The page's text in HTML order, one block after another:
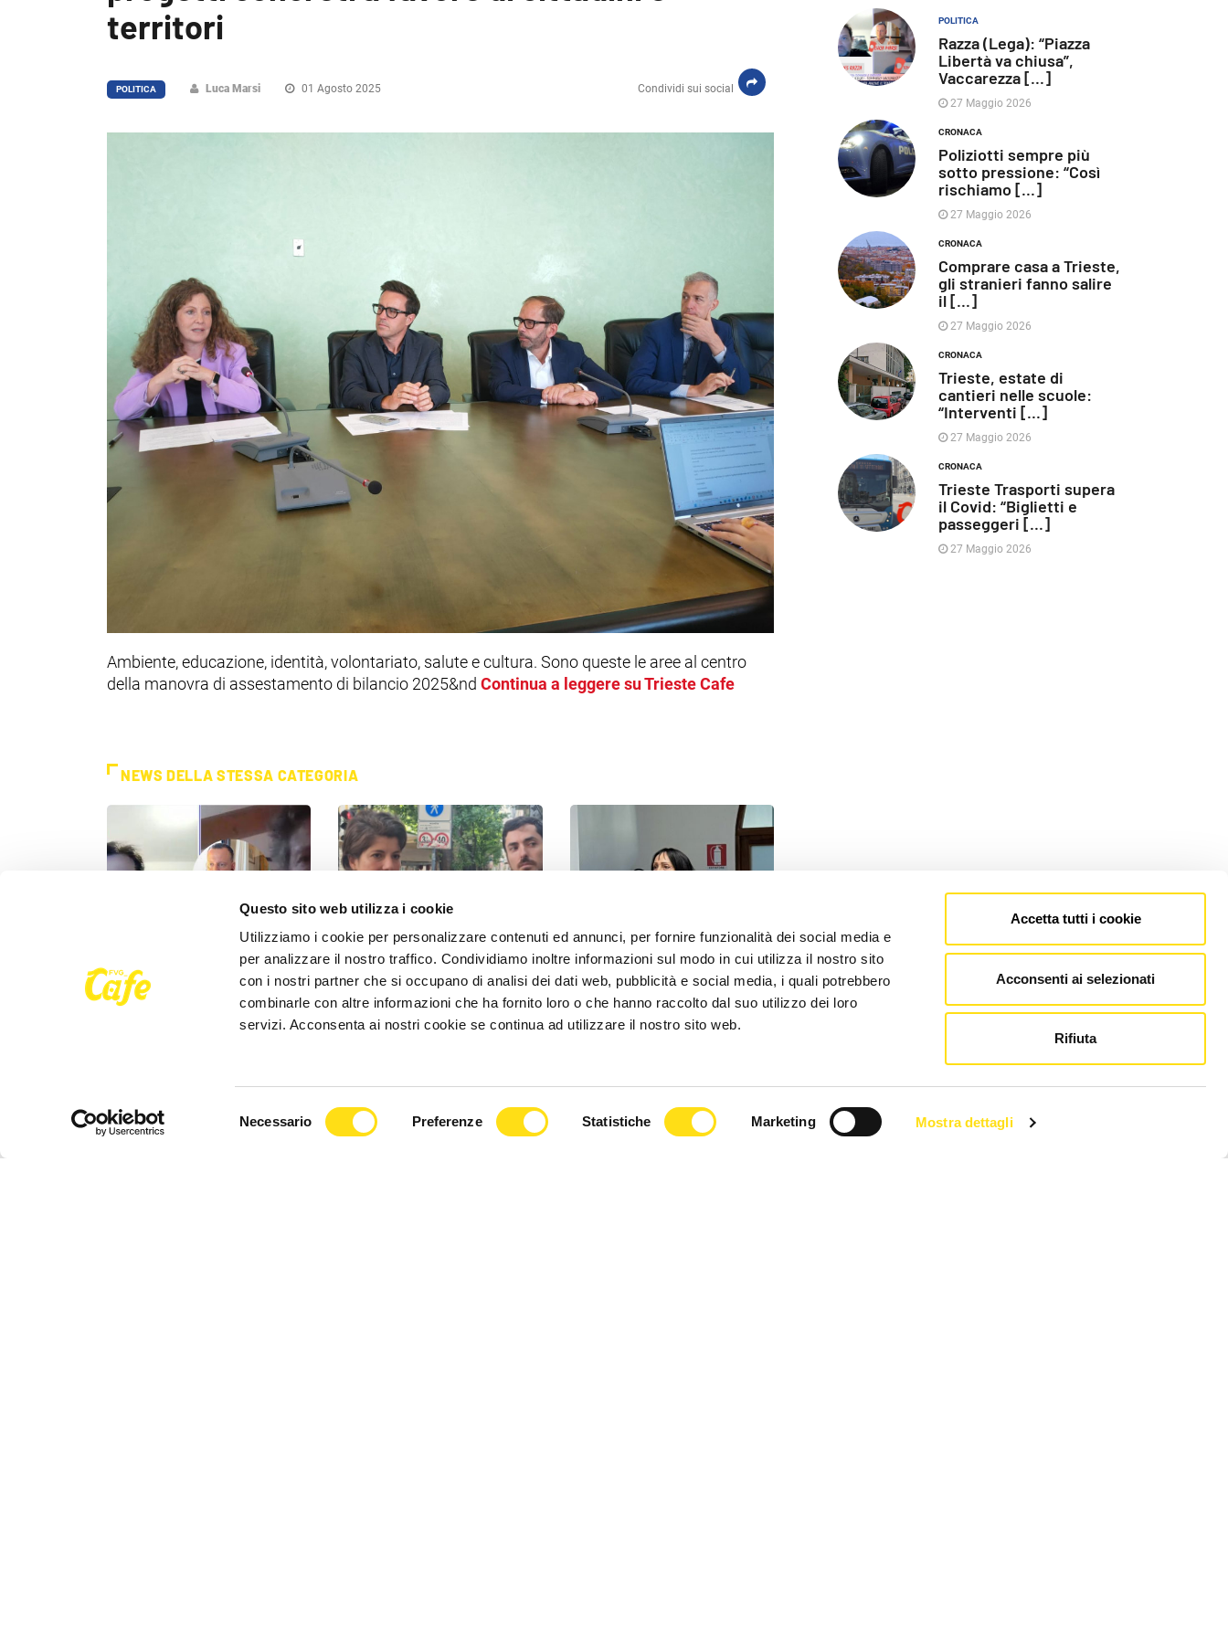
Questo sito web utilizza i cookie
Utilizziamo i cookie per personalizzare contenuti ed annunci, per fornire funzionalità dei social media e
per analizzare il nostro traffico. Condividiamo inoltre informazioni sul modo in cui utilizza il nostro sito
con i nostri partner che si occupano di analisi dei dati web, pubblicità e social media, i quali potrebbero
combinarle con altre informazioni che ha fornito loro o che hanno raccolto dal suo utilizzo dei loro
servizi. Acconsenta ai nostri cookie se continua ad utilizzare il nostro sito web.
Necessario Preferenze Statistiche Marketing Mostra dettagli
Accetta tutti i cookie
Acconsenti ai selezionati
Rifiuta
territori
Condividi sui social
POLITICA Luca Marsi 01 Agosto 2025
Ambiente, educazione, identità, volontariato, salute e cultura. Sono queste le aree al centro
della manovra di assestamento di bilancio 2025&nd Continua a leggere su Trieste Cafe
NEWS DELLA STESSA CATEGORIA
POLITICA
Razza (Lega): “Piazza Libertà
POLITICA
Aggressione al ricordo Grilz,
27 Maggio 2026
POLITICA
“La Minaccia di Allah” di Anna
POLITICA
Razza (Lega): “Piazza
Libertà va chiusa”,
Vaccarezza [...]
27 Maggio 2026
CRONACA
Poliziotti sempre più
sotto pressione: “Così
rischiamo [...]
27 Maggio 2026
CRONACA
Comprare casa a Trieste,
gli stranieri fanno salire
il [...]
27 Maggio 2026
CRONACA
Trieste, estate di
cantieri nelle scuole:
“Interventi [...]
27 Maggio 2026
CRONACA
Trieste Trasporti supera
il Covid: “Biglietti e
passeggeri [...]
27 Maggio 2026